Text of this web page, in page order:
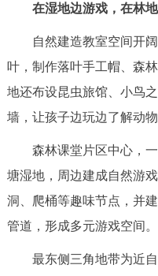
在湿地边游戏，在林
自然建造教室空间开
叶，制作落叶手工帽、森
地还布设昆虫旅馆、小鸟
墙，让孩子边玩边了解动
森林课堂片区中心，
塘湿地，周边建成自然游
洞、爬桶等趣味节点，并
管道，形成多元游戏空间。
最东侧三角地带为近